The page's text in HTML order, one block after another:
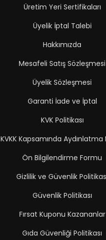
Üretim Yeri Sertifikaları
Üyelik İptal Talebi
Hakkımızda
Mesafeli Satış Sözleşmesi
Üyelik Sözleşmesi
Garanti İade ve İptal
KVK Politikası
KVKK Kapsamında
Ön Bilgilendirme Formu
Gizlilik ve Güvenlik
Güvenlik Politikası
Fırsat Kuponu Kazananlar
Gıda Güvenliği Politikası